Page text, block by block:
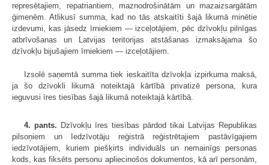
represētajiem, repatriantiem, maznodrošinātām un mazaizsargātām
ģimenēm. Atlikusī summa, kad no tās atskaitīti šajā likumā minētie
izdevumi, kas jāsedz īrniekiem — izceļotājiem, pēc dzīvokļu pilnīgas
atbrīvošanas un Latvijas teritorijas atstāšanas izmaksājama šo
dzīvokļu bijušajiem īrniekiem — izceļotājiem.
Izsolē saņemtā summa tiek ieskaitīta dzīvokļa izpirkuma maksā,
ja šo dzīvokli likumā noteiktajā kārtībā privatizē persona, kura
ieguvusi īres tiesības šajā likumā noteiktajā kārtībā.
4. pants. Dzīvokļu īres tiesības pārdod tikai Latvijas Republikas
pilsoņiem un Iedzīvotāju reģistrā reģistrētajiem pastāvīgajiem
iedzīvotājiem, kuriem piešķirts individuāls un nemainīgs personas
kods, kas fiksēts personu apliecinošos dokumentos, kā arī personām,